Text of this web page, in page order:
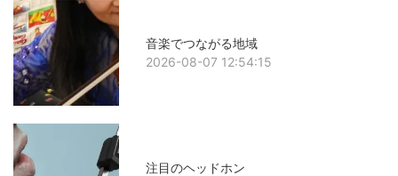
音楽でつながる地域
2026-08-07 12:54:15
注目のヘッドホン